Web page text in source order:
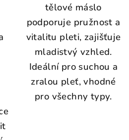
tělové máslo
podporuje pružnost a
vitalitu pleti, zajišťuje
mladistvý vzhled.
Ideální pro suchou a
zralou pleť, vhodné
pro všechny typy.